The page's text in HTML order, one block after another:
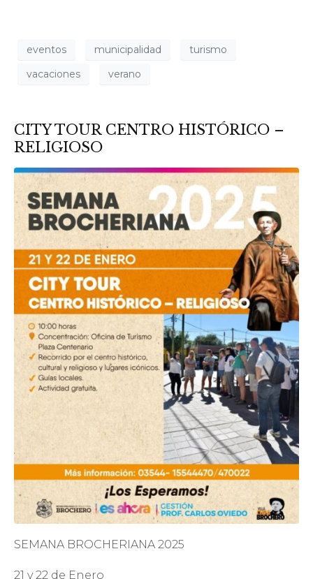
eventos municipalidad
turismo
vacaciones
verano
CITY TOUR CENTRO HISTÓRICO –
RELIGIOSO
SEMANA BROCHERIANA 2025
21 y 22 de Enero